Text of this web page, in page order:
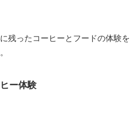
残ったコーヒーとフードの体験を
ー体験